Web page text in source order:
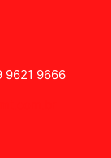
9621 9666